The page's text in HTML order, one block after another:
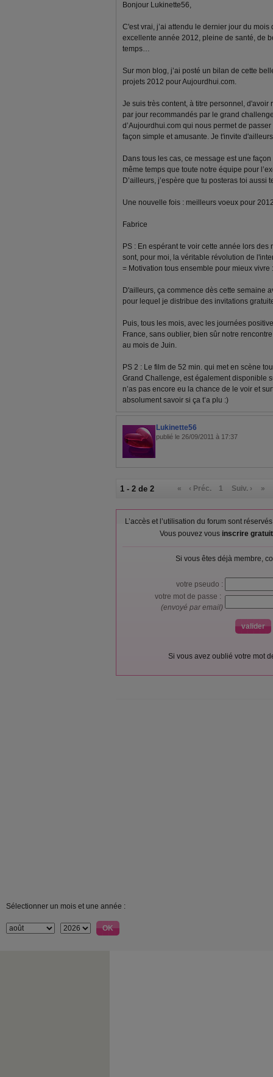
Bonjour Lukinette56,
C'est vrai, j’ai attendu le dernier jour du
excellente année 2012, pleine de santé, de
temps…
Sur mon blog, j’ai posté un bilan de cette
projets 2012 pour Aujourdhui.com.
Je suis très content, à titre personnel,
par jour recommandés par le grand
d’Aujourdhui.com qui nous permet de
façon simple et amusante. Je t'invite
Dans tous les cas, ce message est une
même temps que toute notre équipe pour
D’ailleurs, j’espère que tu posteras toi aussi
Une nouvelle fois : meilleurs voeux pour
Fabrice
PS : En espérant te voir cette année lors
sont, pour moi, la véritable révolution de
= Motivation tous ensemble pour mieux vivre
D'ailleurs, ça commence dès cette semaine
pour lequel je distribue des invitations
Puis, tous les mois, avec les journées
France, sans oublier, bien sûr notre
au mois de Juin.
PS 2 : Le film de 52 min. qui met en scène
Grand Challenge, est également disponible
n’as pas encore eu la chance de le voir et
absolument savoir si ça t’a plu :)
Lukinette56
publié le 26/09/2011 à 17:37
1 - 2 de 2 « ‹ Préc. 1 Suiv. › »
L’accès et l’utilisation du forum sont
Vous pouvez vous inscrire
Si vous êtes déjà membre,
votre pseudo :
votre mot de passe :
(envoyé par email)
Si vous avez oublié votre mot
Sélectionner un mois et une année :